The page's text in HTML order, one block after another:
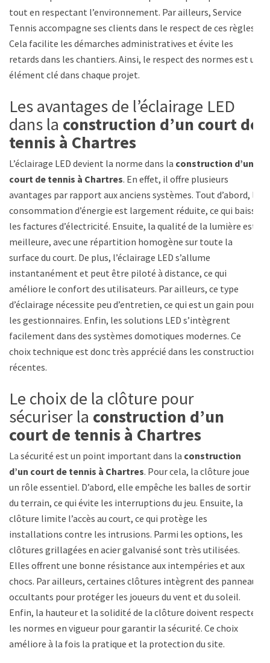
tout en respectant l’environnement. Par ailleurs, Service
Tennis accompagne ses clients dans le respect de ces règles.
Cela facilite les démarches administratives et évite les
retards dans les chantiers. Ainsi, le respect des normes est un
élément clé dans chaque projet.
Les avantages de l’éclairage LED
dans la construction d’un court de
tennis à Chartres
L’éclairage LED devient la norme dans la construction d’un
court de tennis à Chartres. En effet, il offre plusieurs
avantages par rapport aux anciens systèmes. Tout d’abord, la
consommation d’énergie est largement réduite, ce qui baisse
les factures d’électricité. Ensuite, la qualité de la lumière est
meilleure, avec une répartition homogène sur toute la
surface du court. De plus, l’éclairage LED s’allume
instantanément et peut être piloté à distance, ce qui
améliore le confort des utilisateurs. Par ailleurs, ce type
d’éclairage nécessite peu d’entretien, ce qui est un gain pour
les gestionnaires. Enfin, les solutions LED s’intègrent
facilement dans des systèmes domotiques modernes. Ce
choix technique est donc très apprécié dans les constructions
récentes.
Le choix de la clôture pour
sécuriser la construction d’un
court de tennis à Chartres
La sécurité est un point important dans la construction
d’un court de tennis à Chartres. Pour cela, la clôture joue
un rôle essentiel. D’abord, elle empêche les balles de sortir
du terrain, ce qui évite les interruptions du jeu. Ensuite, la
clôture limite l’accès au court, ce qui protège les
installations contre les intrusions. Parmi les options, les
clôtures grillagées en acier galvanisé sont très utilisées.
Elles offrent une bonne résistance aux intempéries et aux
chocs. Par ailleurs, certaines clôtures intègrent des panneaux
occultants pour protéger les joueurs du vent et du soleil.
Enfin, la hauteur et la solidité de la clôture doivent respecter
les normes en vigueur pour garantir la sécurité. Ce choix
améliore à la fois la pratique et la protection du site.